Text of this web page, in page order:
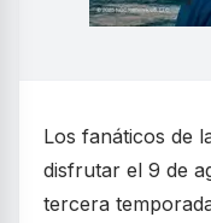
Los fanáticos de
disfrutar el 9 de
tercera